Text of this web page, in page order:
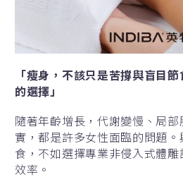
「瘦身， 不該只是苦撐與盲目節
的選擇」
隨著年齡增長，代謝變慢、局
實，都是許多女性面臨的問題
食，不如選擇專業非侵入式體
效率。